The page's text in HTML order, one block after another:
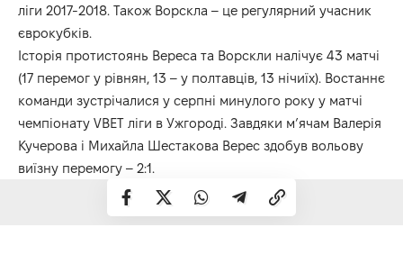
ліги 2017-2018. Також Ворскла – це регулярний учасник
єврокубків.
Історія протистоянь Вереса та Ворскли налічує 43 матчі
(17 перемог у рівнян, 13 – у полтавців, 13 нічиїх). Востаннє
команди зустрічалися у серпні минулого року у матчі
чемпіонату VBET ліги в Ужгороді. Завдяки м’ячам Валерія
Кучерова і Михайла Шестакова Верес здобув вольову
виїзну перемогу – 2:1.